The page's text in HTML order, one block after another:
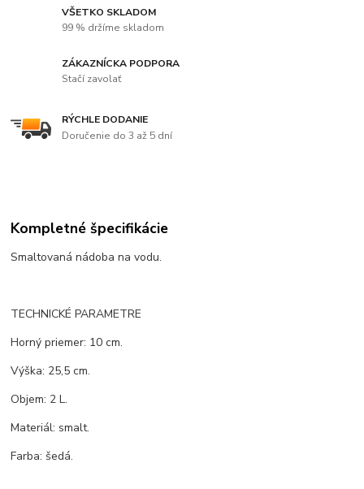
VŠETKO SKLADOM
99 % držíme skladom
ZÁKAZNÍCKA PODPORA
Stačí zavolať
RÝCHLE DODANIE
Doručenie do 3 až 5 dní
Kompletné špecifikácie
Smaltovaná nádoba na vodu.
TECHNICKÉ PARAMETRE
Horný priemer: 10 cm.
Výška: 25,5 cm.
Objem: 2 L.
Materiál: smalt.
Farba: šedá.